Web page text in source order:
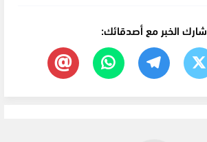
شارك الخبر مع أصدقائك: